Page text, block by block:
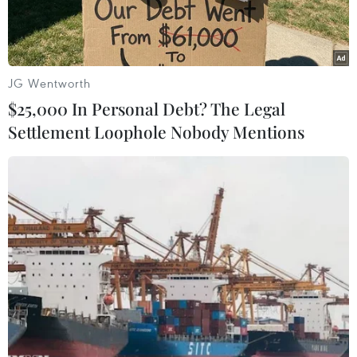
Các lực lượng đưa thi thể người bị nạn trong vụ sạt lở tại xã
Hướng Phùng, huyện Hướng Hóa, tỉnh Quảng Trị ra bên ngoài.
(Ảnh: TTXVN phát)
Theo Ban Chỉ huy Phòng, chống thiên tai và Tìm
JG Wentworth
$25,000 In Personal Debt? The Legal
Settlement Loophole Nobody Mentions